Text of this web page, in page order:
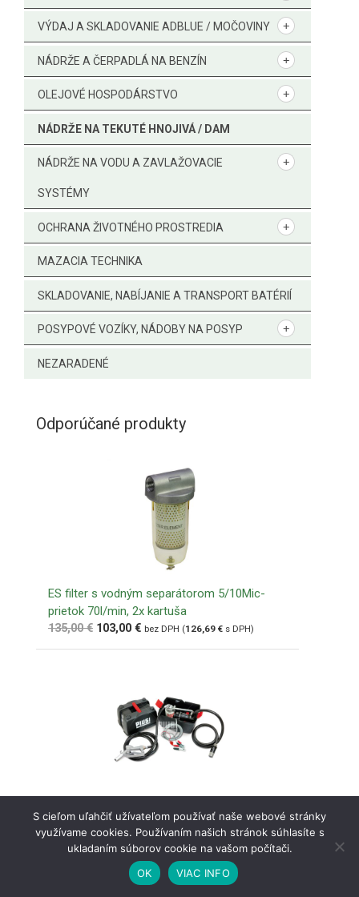
VÝDAJ A SKLADOVANIE ADBLUE / MOČOVINY
NÁDRŽE A ČERPADLÁ NA BENZÍN
OLEJOVÉ HOSPODÁRSTVO
NÁDRŽE NA TEKUTÉ HNOJIVÁ / DAM
NÁDRŽE NA VODU A ZAVLAŽOVACIE
SYSTÉMY
OCHRANA ŽIVOTNÉHO PROSTREDIA
MAZACIA TECHNIKA
SKLADOVANIE, NABÍJANIE A TRANSPORT BATÉRIÍ
POSYPOVÉ VOZÍKY, NÁDOBY NA POSYP
NEZARADENÉ
Odporúčané produkty
ES filter s vodným separátorom 5/10Mic-
prietok 70l/min, 2x kartuša
135,00€ 103,00 € bez DPH (126,69 € s DPH)
43l/min
320,00 € bez DPH (393,60€s DPH)
Môj účet
S cieľom uľahčiť užívateľom používať naše webové stránky
využívame cookies. Používaním našich stránok súhlasíte s
ukladaním súborov cookie na vašom počítači.
OK
VIAC INFO